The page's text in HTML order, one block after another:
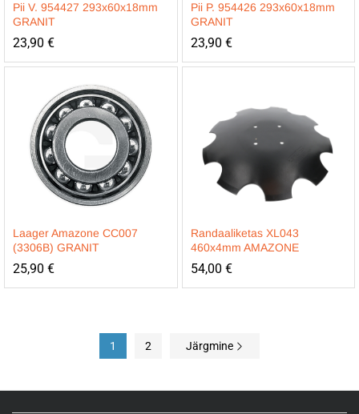
Pii V. 954427 293x60x18mm
GRANIT
23,90 €
Pii P. 954426 293x60x18mm
GRANIT
23,90 €
Laager Amazone CC007
(3306B) GRANIT
25,90 €
Randaaliketas XL043
460x4mm AMAZONE
54,00 €
1 2 Järgmine